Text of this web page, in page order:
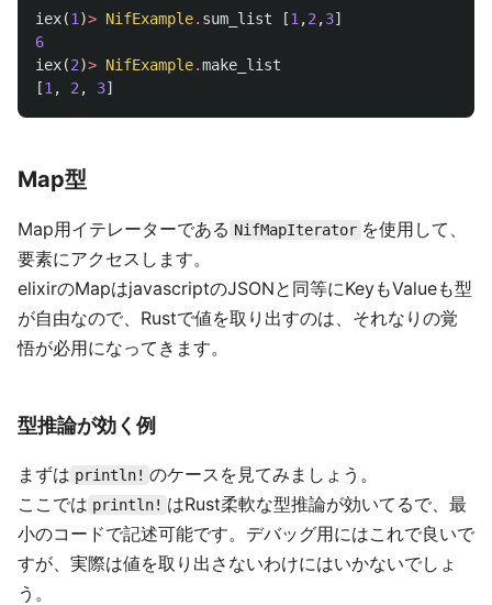
iex(1 )> NifExample. sum_list [1 ,2 ,3]
6
iex(2)> NifExample.make_list
[1 , 2 , 3]
Map型
Map用イテレーターである NifMapIterator を使用して、
要素にアクセスします。
elixirのMapはjavascriptのJSONと同等にKeyもValueも型
が自由なので、Rustで値を取り出すのは、それなりの覚
悟が必用になってきます。
型推論が効く例
まずは println! のケースを見てみましょう。
ここでは println! はRust柔軟な型推論が効いてるで、最
小のコードで記述可能です。デバッグ用にはこれで良いで
すが、実際は値を取り出さないわけにはいかないでしょ
う。